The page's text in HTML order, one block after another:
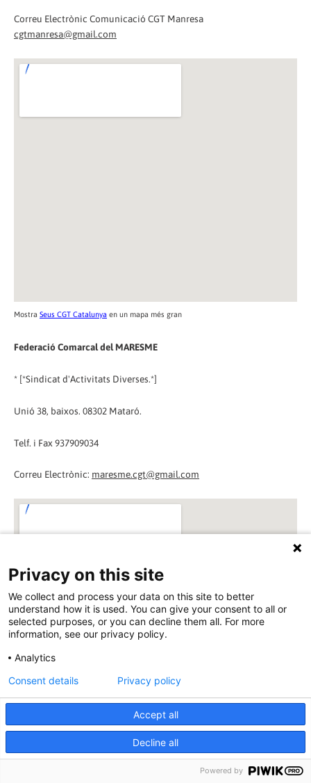
Correu Electrònic Comunicació CGT Manresa
cgtmanresa@gmail.com
Mostra Seus CGT Catalunya en un mapa més gran
Federació Comarcal del MARESME
* [*Sindicat d'Activitats Diverses.*]
Unió 38, baixos. 08302 Mataró.
Telf. i Fax 937909034
Correu Electrònic: maresme.cgt@gmail.com
MostraSeus CGT Catalunyaen un mapa més gran
Privacy on this site
We collect and process your data on this site to better
understand how it is used. You can give your consent to all or
selected purposes, or you can decline them all. For more
information, see our privacy policy.
Analytics
Accept all
Decline all
Consent details Privacy policy
Powered by